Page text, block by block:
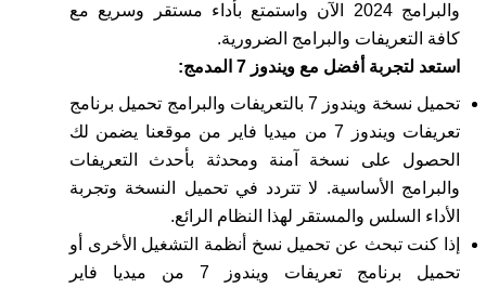
والبرامج 2024 الآن واستمتع بأداء مستقر وسريع مع
كافة التعريفات والبرامج الضرورية.
استعد لتجربة أفضل مع ويندوز 7 المدمج:
تحميل نسخة ويندوز 7 بالتعريفات والبرامج تحميل برنامج
تعريفات ويندوز 7 من ميديا فاير من موقعنا يضمن لك
الحصول على نسخة آمنة ومحدثة بأحدث التعريفات
والبرامج الأساسية. لا تتردد في تحميل النسخة وتجربة
الأداء السلس والمستقر لهذا النظام الرائع.
إذا كنت تبحث عن تحميل نسخ أنظمة التشغيل الأخرى أو
تحميل برنامج تعريفات ويندوز 7 من ميديا فاير